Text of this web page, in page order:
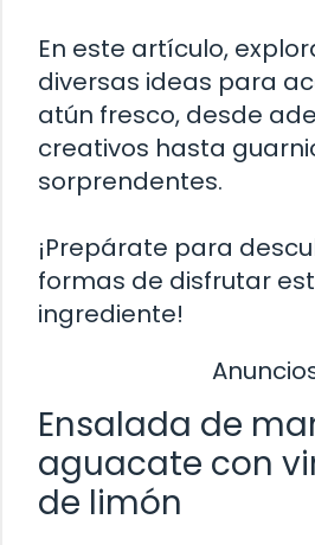
En este artículo,
diversas ideas para
atún fresco, desde
creativos hasta
sorprendentes.
¡Prepárate para
formas de disfrutar
ingrediente!
Ensalada de
aguacate con
de limón